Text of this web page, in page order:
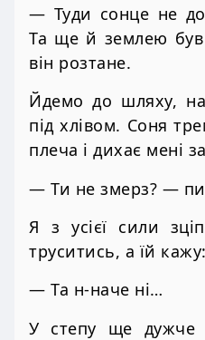
— Туди сонце не
Та ще й землею
він розтане.
Йдемо до шляху,
під хлівом. Соня
плеча і дихає мені
— Ти не змерз? —
Я з усієї сили
труситись, а їй кажу:
— Та н-наче ні…
У степу ще дужче